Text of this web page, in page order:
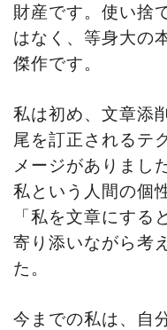
財産です。使い捨
はなく、等身大の
傑作です。
私は初め、文章添
尾を訂正されるテ
メージがありまし
私という人間の個
「私を文章にする
寄り添いながら考
た。
今までの私は、自